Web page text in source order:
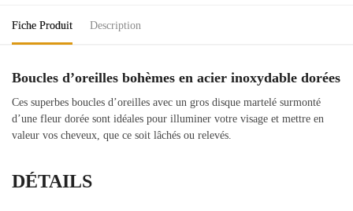
Fiche Produit Description
Boucles d’oreilles bohèmes en acier inoxydable dorées
Ces superbes boucles d’oreilles avec un gros disque martelé surmonté
d’une fleur dorée sont idéales pour illuminer votre visage et mettre en
valeur vos cheveux, que ce soit lâchés ou relevés.
DÉTAILS